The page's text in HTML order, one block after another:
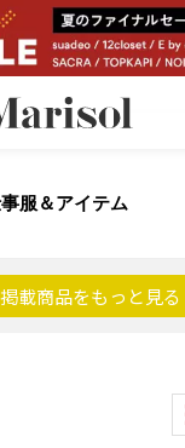
服＆アイテム
載商品をもっと見る